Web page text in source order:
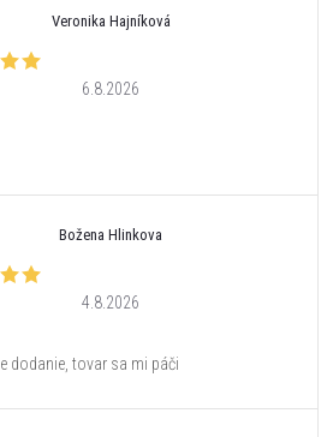
Veronika Hajníková
6.8.2026
Božena Hlinkova
4.8.2026
dodanie, tovar sa mi páči